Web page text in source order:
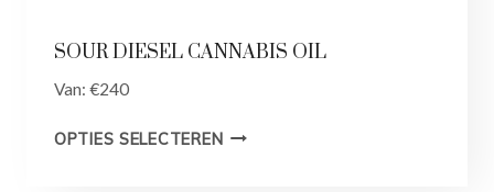
SOUR DIESEL CANNABIS OIL
Van: €240
OPTIES SELECTEREN